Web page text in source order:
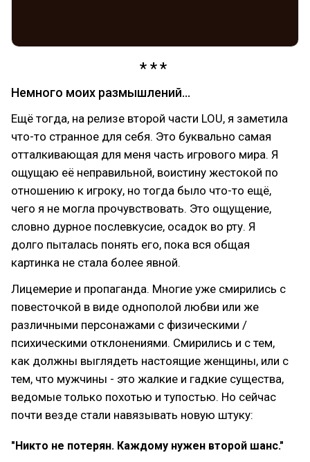
Немного моих размышлений...
Ещё тогда, на релизе второй части LOU, я заметила
что-то странное для себя. Это буквально самая
отталкивающая для меня часть игрового мира. Я
ощущаю её неправильной, воистину жестокой по
отношению к игроку, но тогда было что-то ещё,
чего я не могла прочувствовать. Это ощущение,
словно дурное послевкусие, осадок во рту. Я
долго пыталась понять его, пока вся общая
картинка не стала более явной.
Лицемерие и пропаганда. Многие уже смирились с
повесточкой в виде однополой любви или же
различными персонажами с физическими /
психическими отклонениями. Смирились и с тем,
как должны выглядеть настоящие женщины, или с
тем, что мужчины - это жалкие и гадкие существа,
ведомые только похотью и тупостью. Но сейчас
почти везде стали навязывать новую штуку:
"Никто не потерян. Каждому нужен второй шанс."